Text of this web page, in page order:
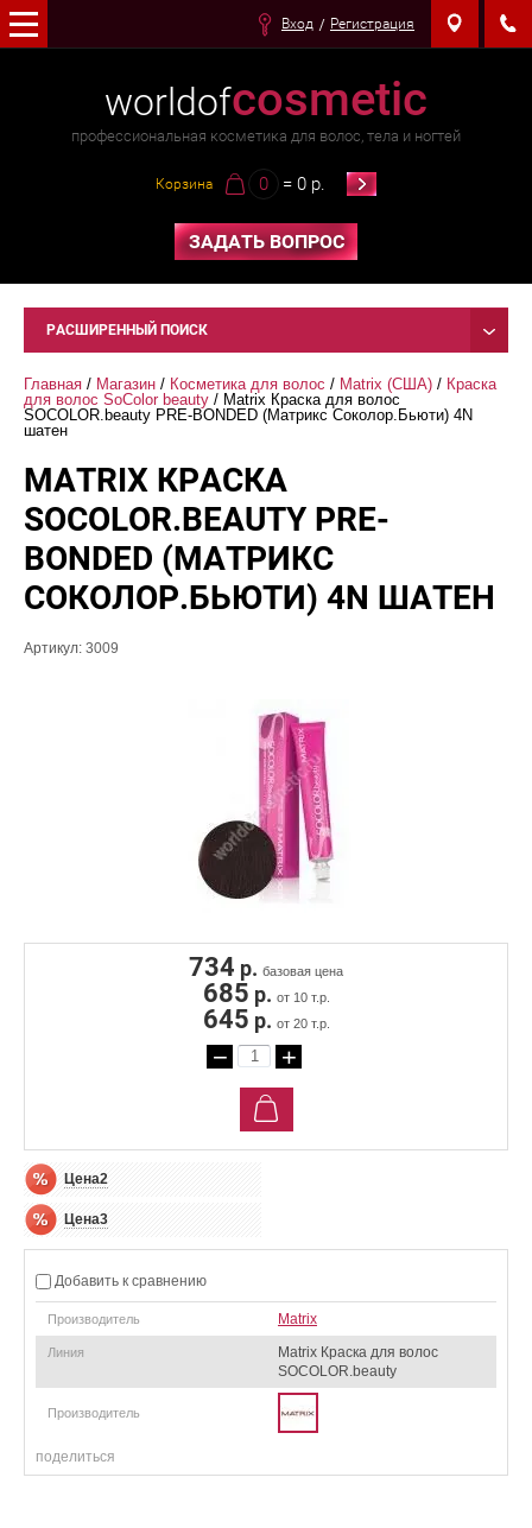
Корзина 0 = 0 р.
worldofcosmetic
профессиональная косметика для волос, тела и ногтей
ЗАДАТЬ ВОПРОС
Вход Регистрация
РАСШИРЕННЫЙ ПОИСК
Главная / Магазин / Косметика для волос / Matrix (США) / Краска
для волос SoColor beauty / Мatrix Краска для волос
SOCOLOR.beauty PRE-BONDED (Матрикс Соколор.Бьюти) 4N
шатен
МATRIX КРАСКА
SOCOLOR.BEAUTY PRE-
BONDED (МАТРИКС
СОКОЛОР.БЬЮТИ) 4N ШАТЕН
Артикул: 3009
734 р. базовая цена
685 р. от 10 т.р.
645 р. от 20 т.р.
− +
Цена2
Цена3
Добавить к сравнению
Производитель Мatrix
Линия
Мatrix Краска для волос
SOCOLOR.beauty
Производитель
поделиться